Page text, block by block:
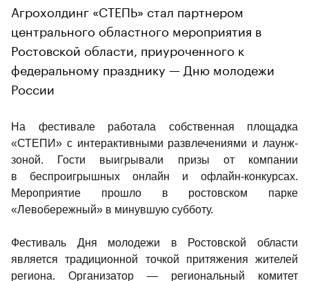
Агрохолдинг «СТЕПЬ» стал партнером
центрального областного мероприятия в
Ростовской области, приуроченного к
федеральному празднику — Дню молодежи
России
На фестивале работала собственная площадка
«СТЕПИ» с интерактивными развлечениями и лаунж-
зоной. Гости выигрывали призы от компании
в беспроигрышных онлайн и офлайн-конкурсах.
Мероприятие прошло в ростовском парке
«Левобережный» в минувшую субботу.
Фестиваль Дня молодежи в Ростовской области
является традиционной точкой притяжения жителей
региона. Организатор — региональный комитет